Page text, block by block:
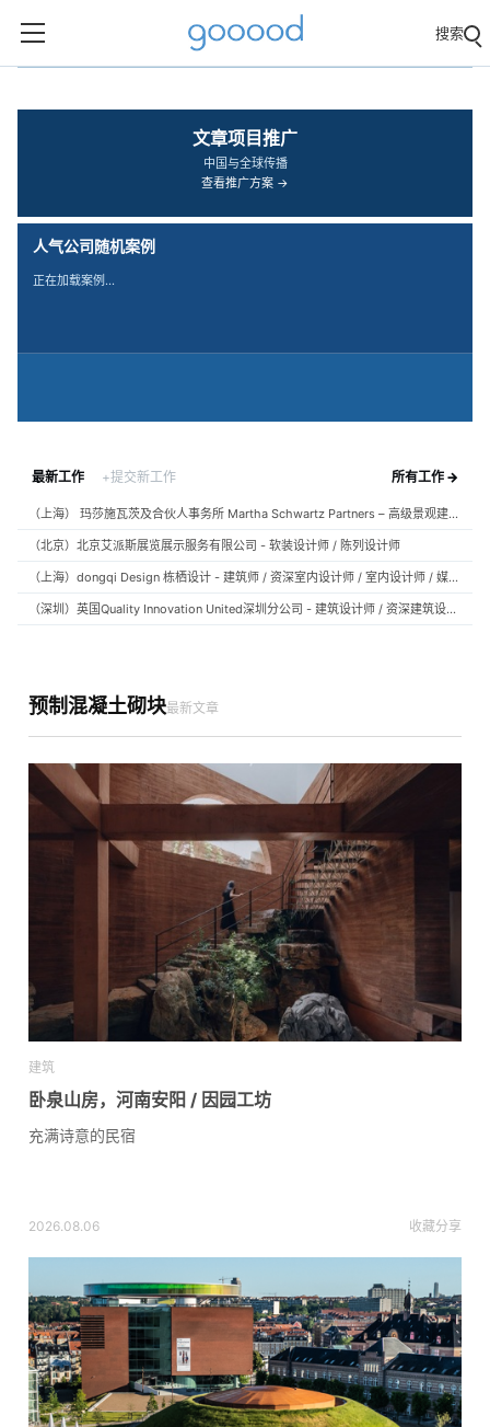
搜索
文章项目推广
中国与全球传播
查看推广方案 →
人气公司随机案例
正在加载案例…
最新工作 +提交新工作 所有工作 →
（上海） 玛莎施瓦茨及合伙人事务所 Martha Schwartz Partners – 高级景观建筑师 Senior Landscape Designer / 景观建筑师 Landscape Designer
（北京）北京艾派斯展览展示服务有限公司 - 软装设计师 / 陈列设计师
（上海）dongqi Design 栋栖设计 - 建筑师 / 资深室内设计师 / 室内设计师 / 媒体及公共关系主管 / 设计实习生（常年招聘）
（深圳）英国Quality Innovation United深圳分公司 - 建筑设计师 / 资深建筑设计师 / 室内设计师 / 设计实习生
预制混凝土砌块最新文章
建筑
卧泉山房，河南安阳 / 因园工坊
充满诗意的民宿
2026.08.06 收藏分享